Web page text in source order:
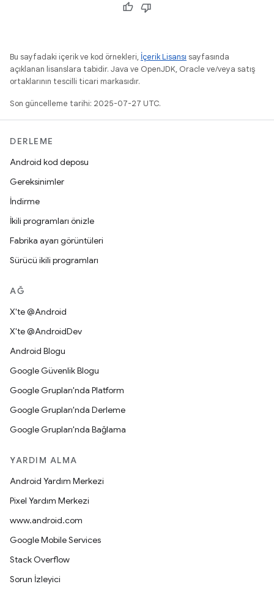
Bu sayfadaki içerik ve kod örnekleri, İçerik Lisansı sayfasında
açıklanan lisanslara tabidir. Java ve OpenJDK, Oracle ve/veya satış
ortaklarının tescilli ticari markasıdır.
Son güncelleme tarihi: 2025-07-27 UTC.
DERLEME
Android kod deposu
Gereksinimler
İndirme
İkili programları önizle
Fabrika ayarı görüntüleri
Sürücü ikili programları
AĞ
X'te @Android
X'te @AndroidDev
Android Blogu
Google Güvenlik Blogu
Google Grupları'nda Platform
Google Grupları'nda Derleme
Google Grupları'nda Bağlama
YARDIM ALMA
Android Yardım Merkezi
Pixel Yardım Merkezi
www.android.com
Google Mobile Services
Stack Overflow
Sorun İzleyici